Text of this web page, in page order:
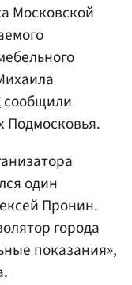
Московской
сообщили
Подмосковья.
один
Пронин.
города
показания»,